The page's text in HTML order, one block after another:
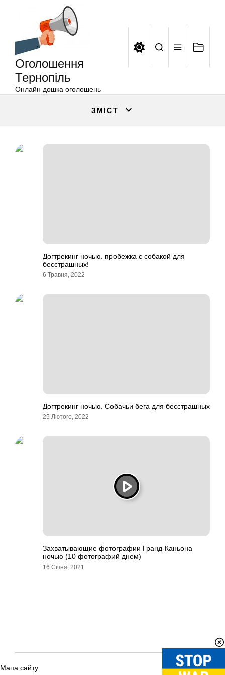
Оголошення
Тернопіль
Онлайн дошка оголошень
ЗМІСТ
Догтрекинг ночью. пробежка с собакой для
бесстрашных!
6 Травня, 2022
Догтрекинг ночью. Собачьи бега для бесстрашных
25 Лютого, 2022
Захватывающие фотографии Гранд-Каньона
ночью (10 фотографий днем)
16 Січня, 2021
Мапа сайту